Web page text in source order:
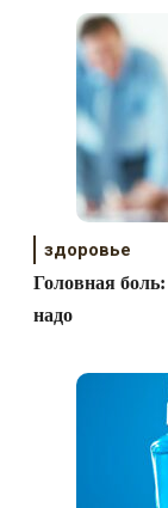
здоровье
Головная боль:
надо